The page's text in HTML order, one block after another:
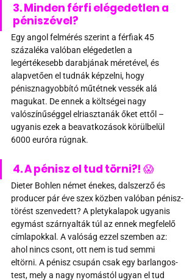
3. Minden férfi elégedetlen a
péniszével?
Egy angol felmérés szerint a férfiak 45
százaléka valóban elégedetlen a
legértékesebb darabjának méretével, és
alapvetően el tudnák képzelni, hogy
pénisznagyobbító műtétnek vessék alá
magukat. De ennek a költségei nagy
valószínűséggel elriasztanák őket ettől –
ugyanis ezek a beavatkozások körülbelül
6000 euróra rúgnak.
4. A pénisz el tud törni?! 😱
Dieter Bohlen német énekes, dalszerző és
producer pár éve szex közben valóban pénisz-
törést szenvedett? A pletykalapok ugyanis
egymást szárnyalták túl az ennek megfelelő
címlapokkal. A valóság ezzel szemben az:
ahol nincs csont, ott nem is tud semmi
eltörni. A pénisz csupán csak egy barlangos-
test, mely a nagy nyomástól ugyan el tud